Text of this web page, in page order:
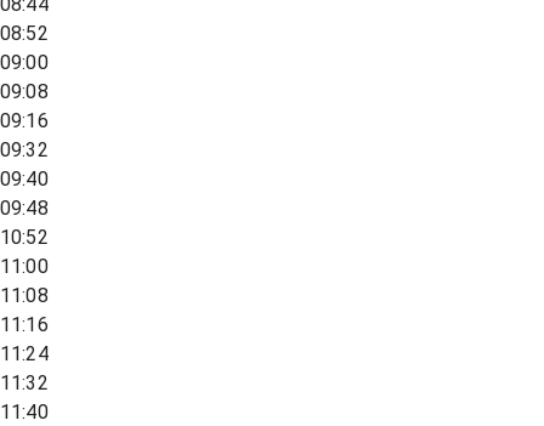
08:44
08:52
09:00
09:08
09:16
09:32
09:40
09:48
10:52
11:00
11:08
11:16
11:24
11:32
11:40